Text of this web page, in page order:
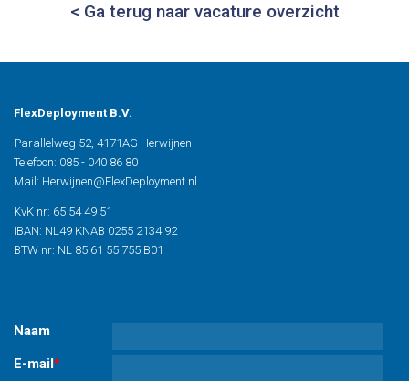
< Ga terug naar vacature overzicht
FlexDeployment B.V.
Parallelweg 52, 4171AG Herwijnen
Telefoon: 085 - 040 86 80
Mail: Herwijnen@FlexDeployment.nl
KvK nr: 65 54 49 51
IBAN: NL49 KNAB 0255 2134 92
BTW nr: NL 85 61 55 755 B01
Naam
E-mail*